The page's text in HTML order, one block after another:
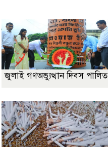
জুলাই গণঅভ্যুত্থান দিবস পালিত